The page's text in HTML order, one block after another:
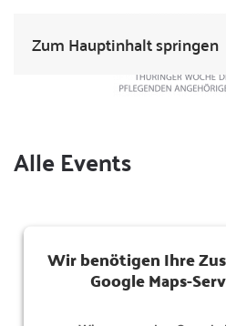
Zum Hauptinhalt springen
Alle Events
Wir benötigen Ihre
Google Maps-